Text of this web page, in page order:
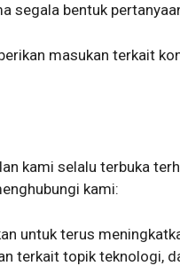
segala bentuk
masukan terkait
kami selalu terbuka
kami:
untuk terus
terkait topik teknologi,